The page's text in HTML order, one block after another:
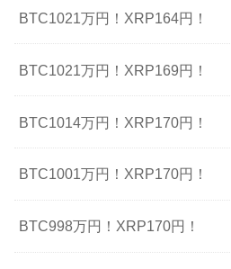
BTC1021万円！XRP164円！
BTC1021万円！XRP169円！
BTC1014万円！XRP170円！
BTC1001万円！XRP170円！
BTC998万円！XRP170円！